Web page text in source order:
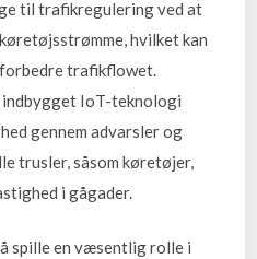
til trafikregulering ved at
hvilket kan
trafikflowet.
indbygget IoT-teknologi
gennem advarsler og
trusler, såsom køretøjer,
i gågader.
spille en væsentlig rolle i